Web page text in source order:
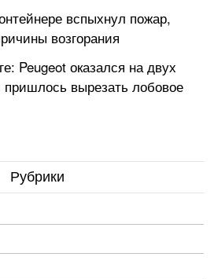
вспыхнул пожар,
возгорания
Peugeot оказался на двух
пришлось вырезать лобовое
Рубрики